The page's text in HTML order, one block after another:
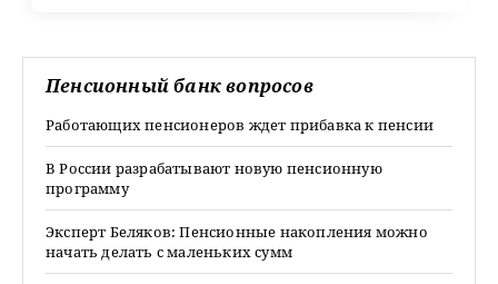
Пенсионный банк вопросов
Работающих пенсионеров ждет прибавка к пенсии
В России разрабатывают новую пенсионную
программу
Эксперт Беляков: Пенсионные накопления можно
начать делать с маленьких сумм